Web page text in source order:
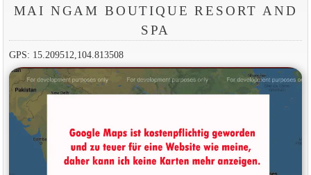
MAI NGAM BOUTIQUE RESORT AND
SPA
GPS: 15.209512,104.813508